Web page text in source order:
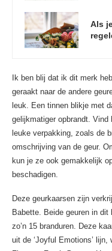
Als
Ik ben blij dat ik dit merk
geraakt naar de andere
leuk. Een tinnen blikje met
gelijkmatiger opbrandt.
leuke verpakking, zoals de
omschrijving van de geur.
kun je ze ook gemakkelijk
beschadigen.
Deze geurkaarsen zijn
Babette. Beide geuren in
zo’n 15 branduren. Deze
uit de ‘Joyful Emotions’